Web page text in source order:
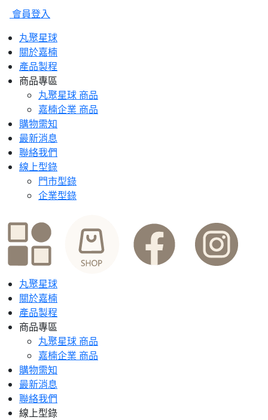
會員登入
丸聚星球
關於嘉楠
產品製程
商品專區
丸聚星球 商品
嘉楠企業 商品
購物需知
最新消息
聯絡我們
線上型錄
門市型錄
企業型錄
丸聚星球
關於嘉楠
產品製程
商品專區
丸聚星球 商品
嘉楠企業 商品
購物需知
最新消息
聯絡我們
線上型錄